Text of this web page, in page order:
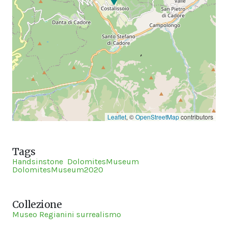
Leaflet, ©OpenStreetMapcontributors
Tags
Handsinstone DolomitesMuseum
DolomitesMuseum2020
Collezione
Museo Regianini surrealismo